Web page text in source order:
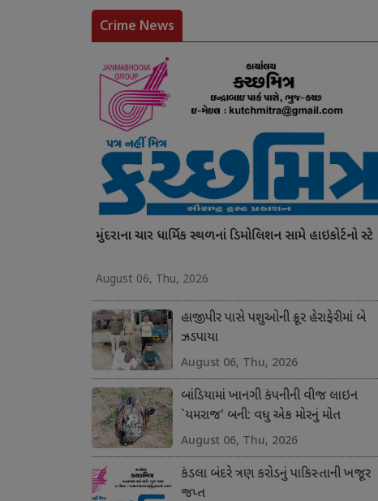
Crime News
મુંદરાના ચાર ધાર્મિક સ્થળનાં ડિમોલિશન સામે હાઇકોર્ટનો સ્ટે
August 06, Thu, 2026
હાજીપીર પાસે પશુઓની ક્રૂર હેરાફેરીમાં બે
ઝડપાયા
August 06, Thu, 2026
બાંડિયામાં ખાનગી કંપનીની વીજ લાઇન
`યમરાજ' બની: વધુ એક મોરનું મોત
August 06, Thu, 2026
કંડલા બંદરે ત્રણ કરોડનું પાકિસ્તાની ખજૂર
જપ્ત